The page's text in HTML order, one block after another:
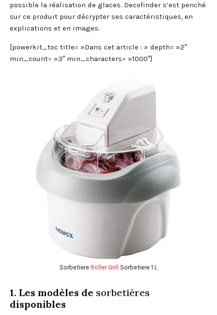
possible la réalisation de glaces. Decofinder s’est penché
sur ce produit pour décrypter ses caractéristiques, en
explications et en images.
[powerkit_toc title= »Dans cet article : » depth= »2″
min_count= »3″ min_characters= »1000″]
Sorbetiere Roller Grill Sorbetiere 1 L
1. Les modèles de sorbetières
disponibles